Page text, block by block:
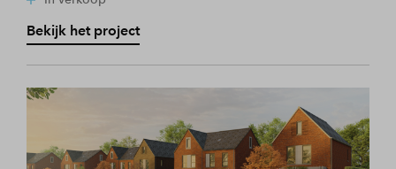
Bekijk het project